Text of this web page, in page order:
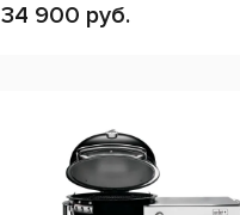
34 900 руб.